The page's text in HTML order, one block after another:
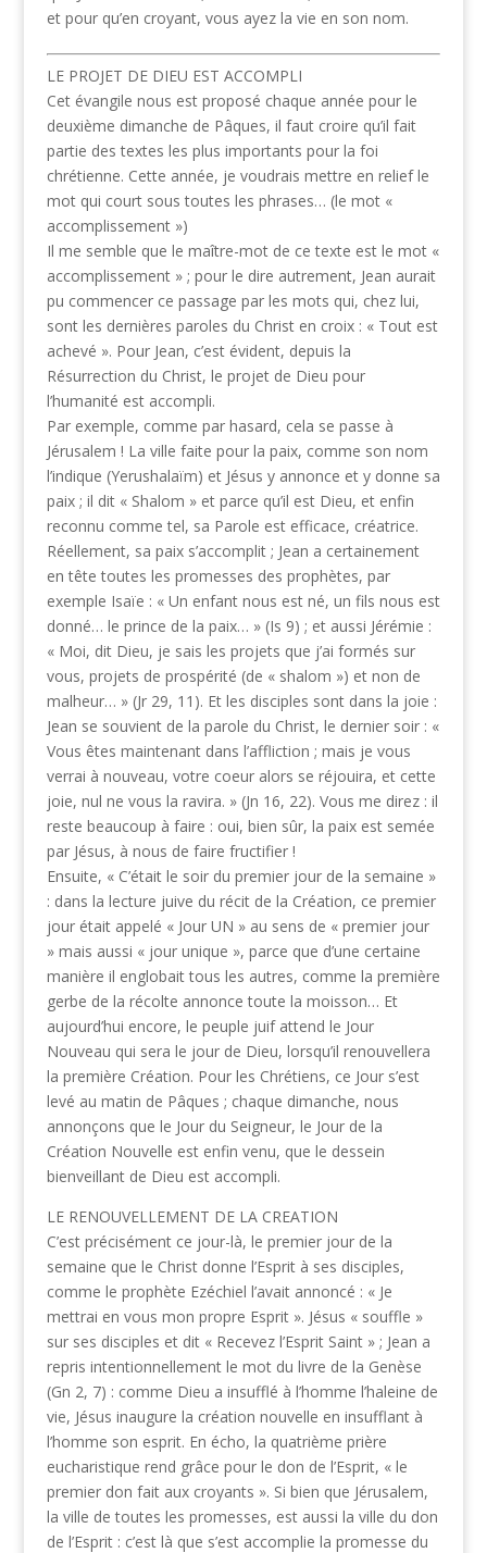
et pour qu’en croyant, vous ayez la vie en son nom.
LE PROJET DE DIEU EST ACCOMPLI
Cet évangile nous est proposé chaque année pour le
deuxième dimanche de Pâques, il faut croire qu’il fait
partie des textes les plus importants pour la foi
chrétienne. Cette année, je voudrais mettre en relief le
mot qui court sous toutes les phrases… (le mot «
accomplissement »)
Il me semble que le maître-mot de ce texte est le mot «
accomplissement » ; pour le dire autrement, Jean aurait
pu commencer ce passage par les mots qui, chez lui,
sont les dernières paroles du Christ en croix : « Tout est
achevé ». Pour Jean, c’est évident, depuis la
Résurrection du Christ, le projet de Dieu pour
l’humanité est accompli.
Par exemple, comme par hasard, cela se passe à
Jérusalem ! La ville faite pour la paix, comme son nom
l’indique (Yerushalaïm) et Jésus y annonce et y donne sa
paix ; il dit « Shalom » et parce qu’il est Dieu, et enfin
reconnu comme tel, sa Parole est efficace, créatrice.
Réellement, sa paix s’accomplit ; Jean a certainement
en tête toutes les promesses des prophètes, par
exemple Isaïe : « Un enfant nous est né, un fils nous est
donné… le prince de la paix… » (Is 9) ; et aussi Jérémie :
« Moi, dit Dieu, je sais les projets que j’ai formés sur
vous, projets de prospérité (de « shalom ») et non de
malheur… » (Jr 29, 11). Et les disciples sont dans la joie :
Jean se souvient de la parole du Christ, le dernier soir : «
Vous êtes maintenant dans l’affliction ; mais je vous
verrai à nouveau, votre coeur alors se réjouira, et cette
joie, nul ne vous la ravira. » (Jn 16, 22). Vous me direz : il
reste beaucoup à faire : oui, bien sûr, la paix est semée
par Jésus, à nous de faire fructifier !
Ensuite, « C’était le soir du premier jour de la semaine »
: dans la lecture juive du récit de la Création, ce premier
jour était appelé « Jour UN » au sens de « premier jour
» mais aussi « jour unique », parce que d’une certaine
manière il englobait tous les autres, comme la première
gerbe de la récolte annonce toute la moisson… Et
aujourd’hui encore, le peuple juif attend le Jour
Nouveau qui sera le jour de Dieu, lorsqu’il renouvellera
la première Création. Pour les Chrétiens, ce Jour s’est
levé au matin de Pâques ; chaque dimanche, nous
annonçons que le Jour du Seigneur, le Jour de la
Création Nouvelle est enfin venu, que le dessein
bienveillant de Dieu est accompli.
LE RENOUVELLEMENT DE LA CREATION
C’est précisément ce jour-là, le premier jour de la
semaine que le Christ donne l’Esprit à ses disciples,
comme le prophète Ezéchiel l’avait annoncé : « Je
mettrai en vous mon propre Esprit ». Jésus « souffle »
sur ses disciples et dit « Recevez l’Esprit Saint » ; Jean a
repris intentionnellement le mot du livre de la Genèse
(Gn 2, 7) : comme Dieu a insufflé à l’homme l’haleine de
vie, Jésus inaugure la création nouvelle en insufflant à
l’homme son esprit. En écho, la quatrième prière
eucharistique rend grâce pour le don de l’Esprit, « le
premier don fait aux croyants ». Si bien que Jérusalem,
la ville de toutes les promesses, est aussi la ville du don
de l’Esprit : c’est là que s’est accomplie la promesse du